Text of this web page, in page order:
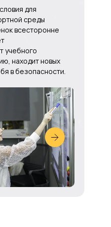
для
среды
всесторонне
учебного
находит новых
в безопасности.